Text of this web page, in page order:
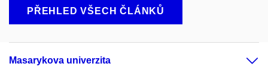
PŘEHLED VŠECH ČLÁNKŮ
Masarykova univerzita